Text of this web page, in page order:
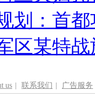
划：首
区某特
us | 联系我们 | 广告服务